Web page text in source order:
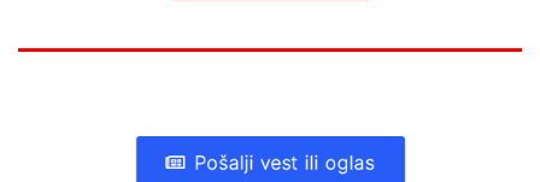
Pošalji vest ili oglas